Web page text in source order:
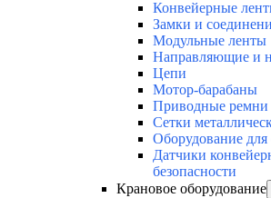
Конвейерные
Замки и
Модульные ленты
Направляющие и
Цепи
Мотор-барабаны
Приводные ремни
Сетки
Оборудование
Датчики
безопасности
Крановое оборудование